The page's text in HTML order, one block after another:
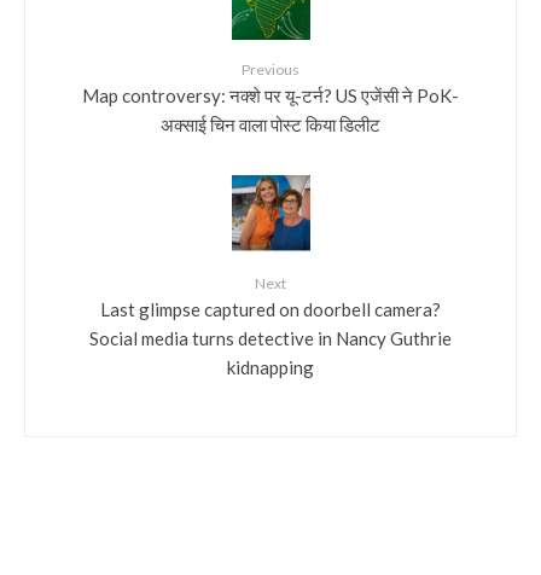
Previous
Map controversy: नक्शे पर यू-टर्न? US एजेंसी ने PoK-
अक्साई चिन वाला पोस्ट किया डिलीट
Next
Last glimpse captured on doorbell camera?
Social media turns detective in Nancy Guthrie
kidnapping